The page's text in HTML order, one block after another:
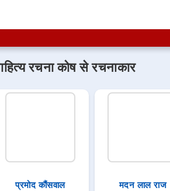
रचना कोष से रचनाकार
प्रमोद कौंसवाल मदन लाल राज